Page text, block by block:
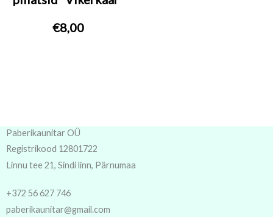
€8,00
Paberikaunitar OÜ
Registrikood 12801722
Linnu tee 21, Sindi linn, Pärnumaa
+372 56 627 746
paberikaunitar@gmail.com